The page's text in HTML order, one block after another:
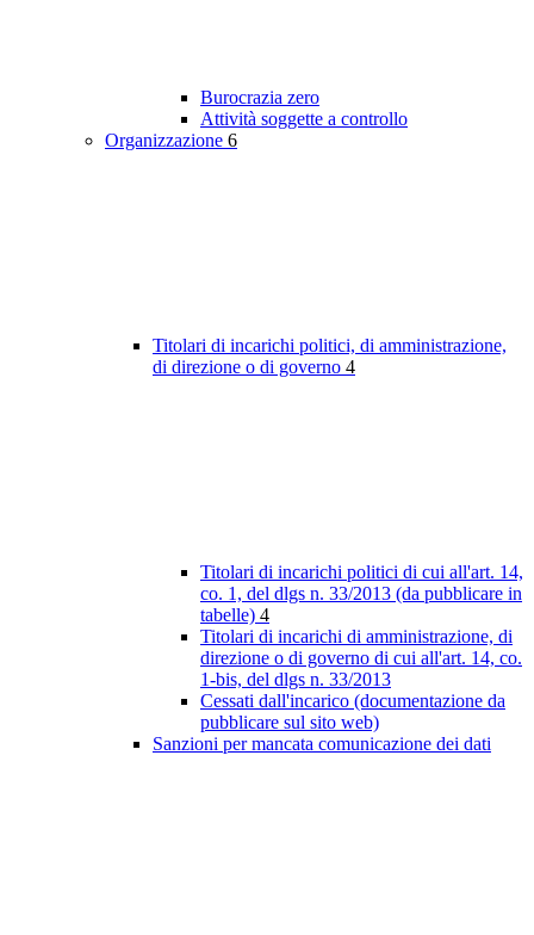
Burocrazia zero
Attività soggette a controllo
Organizzazione 6
Titolari di incarichi politici, di amministrazione,
di direzione o di governo 4
Titolari di incarichi politici di cui all'art. 14,
co. 1, del dlgs n. 33/2013 (da pubblicare in
tabelle) 4
Titolari di incarichi di amministrazione, di
direzione o di governo di cui all'art. 14, co.
1-bis, del dlgs n. 33/2013
Cessati dall'incarico (documentazione da
pubblicare sul sito web)
Sanzioni per mancata comunicazione dei dati